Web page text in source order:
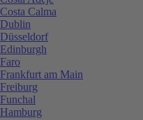
Costa Calma
Dublin
Düsseldorf
Edinburgh
Faro
Frankfurt am Main
Freiburg
Funchal
Hamburg